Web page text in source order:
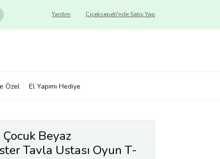
Çiçeksepeti'nde Satış Yap
Yardım
Özel El Yapımı Hediye
Beyaz
Tavla Ustası Oyun T-